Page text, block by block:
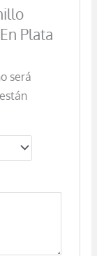
Plata
será